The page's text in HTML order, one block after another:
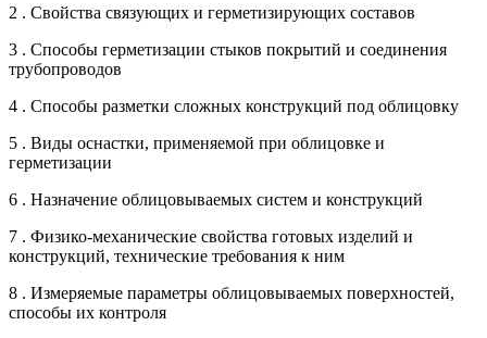
2 . Свойства связующих и герметизирующих составов
3 . Способы герметизации стыков покрытий и соединения
трубопроводов
4 . Способы разметки сложных конструкций под облицовку
5 . Виды оснастки, применяемой при облицовке и
герметизации
6 . Назначение облицовываемых систем и конструкций
7 . Физико-механические свойства готовых изделий и
конструкций, технические требования к ним
8 . Измеряемые параметры облицовываемых поверхностей,
способы их контроля